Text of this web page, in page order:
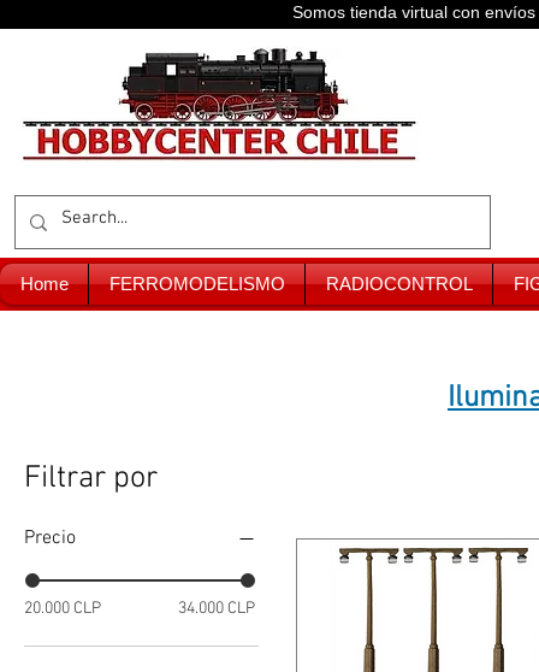
Somos tienda virtual con
Home FERROMODELISMO RADIOCONTROL
Filtrar por
Precio
20.000 CLP 34.000 CLP